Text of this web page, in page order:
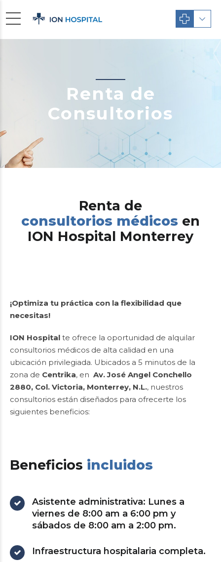
Renta de
Consultorios
Renta de
consultorios médicos en
ION Hospital Monterrey
¡Optimiza tu práctica con la flexibilidad que
necesitas!
ION Hospital te ofrece la oportunidad de alquilar
consultorios médicos de alta calidad en una
ubicación privilegiada. Ubicados a 5 minutos de la
zona de Centrika, en Av. José Angel Conchello
2880, Col. Victoria, Monterrey, N.L., nuestros
consultorios están diseñados para ofrecerte los
siguientes beneficios:
Beneficios incluidos
Asistente administrativa: Lunes a
viernes de 8:00 am a 6:00 pm y
sábados de 8:00 am a 2:00 pm.
Infraestructura hospitalaria completa.